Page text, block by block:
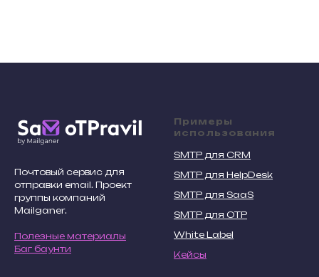
Почтовый сервис для
отправки email. Проект
группы компаний
Mailganer.
Полезные материалы
Баг баунти
Примеры
использования
SMTP для CRM
SMTP для HelpDesk
SMTP для SaaS
SMTP для OTP
White Label
Кейсы